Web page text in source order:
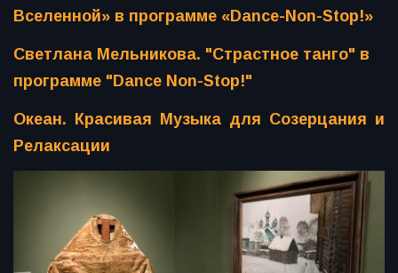
Вселенной» в программе «Dance-Non-Stop!»
Светлана Мельникова. "Страстное танго" в
программе "Dance Non-Stop!"
Океан. Красивая Музыка для Созерцания и
Релаксации